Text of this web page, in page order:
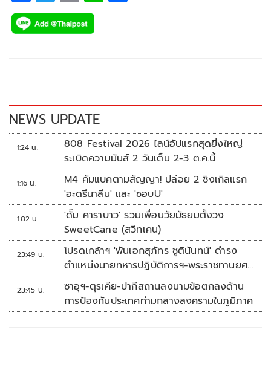
ac
e
k
wi
tt
o
p
k
NEWS UPDATE
1:24 น.
808 Festival 2026 ไลน์อัปแรกสุดยิ่งใหญ่
ระเบิดความมันส์ 2 วันเต็ม 2-3 ต.ค.นี้
1:16 น.
M4 คัมแบคตามสัญญา! ปล่อย 2 ซิงเกิลแรก
'อะดรีนาลีน' และ 'ชอบU'
1:02 น.
'ดั๊ม คาราบาว' รวมเพื่อนวัยมัธยมตั้งวง
SweetCane (สวีทเคน)
23:49 น.
โปรดเกล้าฯ 'พันเอกสุภัทร ชูตินันทน์' ดำรง
ตำแหน่งนายทหารปฏิบัติการฯ-พระราชทานยศ
'พลตรี'
23:45 น.
ซาอุฯ-ตุรเคีย-ปากีสถานลงนามข้อตกลงด้าน
การป้องกันประเทศท่ามกลางสงครามในภูมิภาค